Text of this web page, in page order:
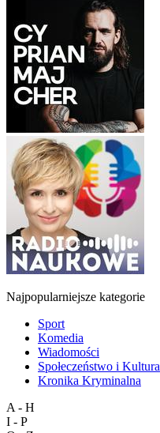
Najpopularniejsze kategorie
Sport
Komedia
Wiadomości
Społeczeństwo i Kultura
Kronika Kryminalna
A - H
I - P